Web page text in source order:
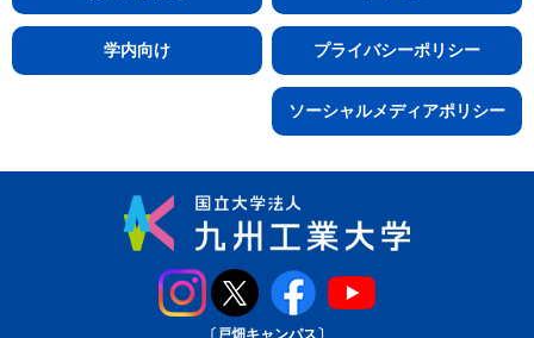
プライバシーポリシー
学内向け
ソーシャルメディアポリシー
〔戸畑キャンパス〕